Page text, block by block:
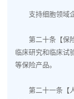
支持细胞领域企
第二十条【保险
临床研究和临床试
等保险产品。
第二十一条【人